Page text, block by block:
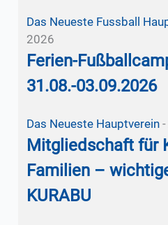
Das Neueste Fussball
2026
Ferien-
31.08.-03.09.2026
Das Neueste Hauptverein-
Mitgliedschaft für
Familien –
KURABU